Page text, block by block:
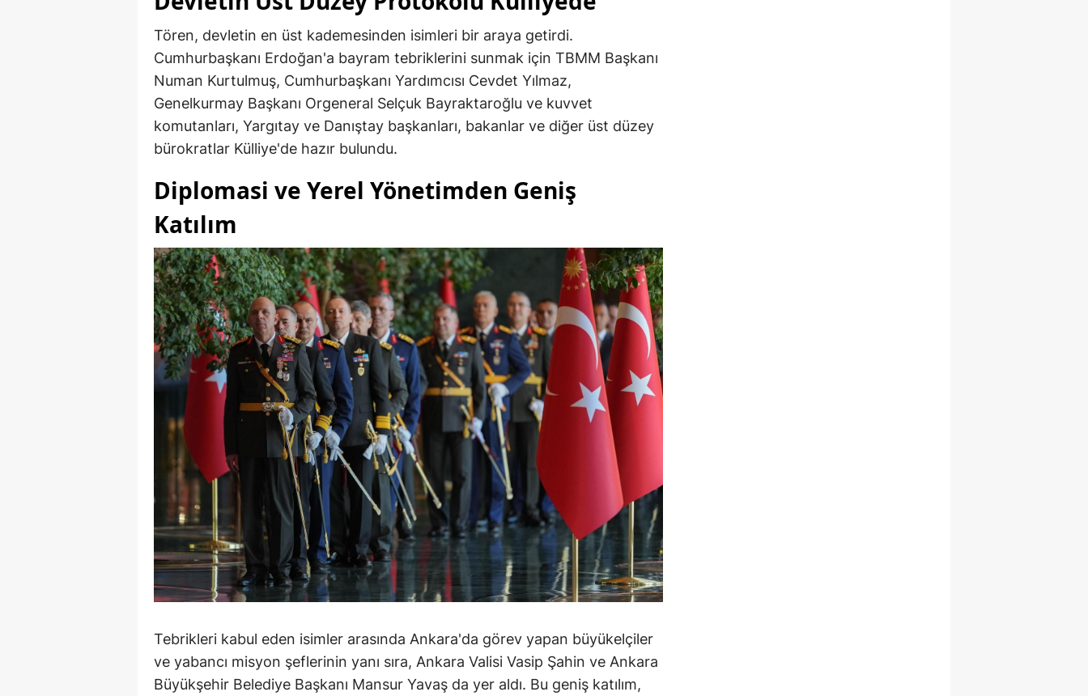
Tören, devletin en üst kademesinden isimleri bir araya getirdi.
Cumhurbaşkanı Erdoğan'a bayram tebriklerini sunmak için TBMM Başkanı
Numan Kurtulmuş, Cumhurbaşkanı Yardımcısı Cevdet Yılmaz,
Genelkurmay Başkanı Orgeneral Selçuk Bayraktaroğlu ve kuvvet
komutanları, Yargıtay ve Danıştay başkanları, bakanlar ve diğer üst düzey
bürokratlar Külliye'de hazır bulundu.
Diplomasi ve Yerel Yönetimden Geniş
Katılım
Tebrikleri kabul eden isimler arasında Ankara'da görev yapan büyükelçiler
ve yabancı misyon şeflerinin yanı sıra, Ankara Valisi Vasip Şahin ve Ankara
Büyükşehir Belediye Başkanı Mansur Yavaş da yer aldı. Bu geniş katılım,